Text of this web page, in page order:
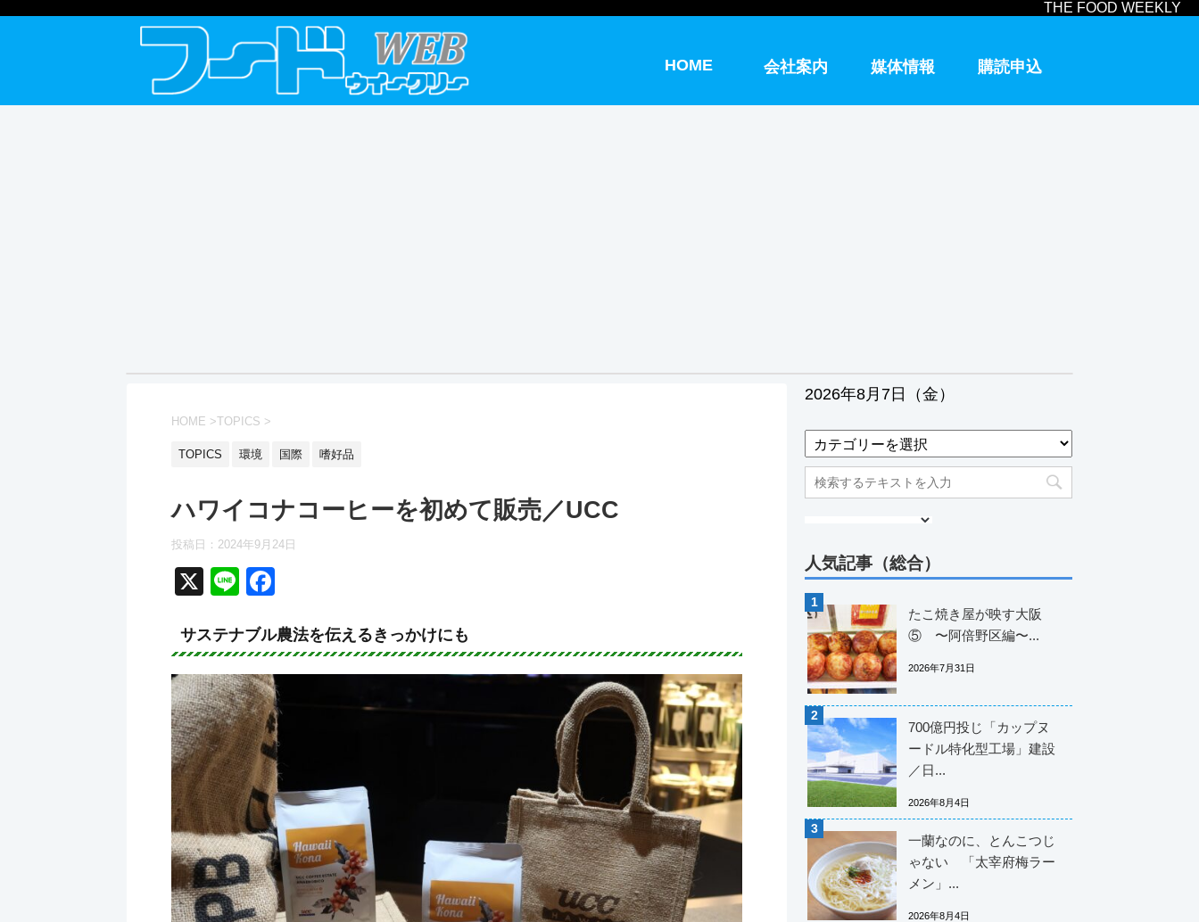
THE FOOD WEEKLY
HOME 会社案内 媒体情報 購読申込
HOME >TOPICS >
TOPICS 環境 国際 嗜好品
ハワイコナコーヒーを初めて販売／UCC
投稿日： 2024年9月24日
X
Li
e
c
e
b
o
o
k
サステナブル農法を伝えるきっかけにも
2026年8月7日（金）
人気記事（総合）
たこ焼き屋が映す大阪
⑤ 〜阿倍野区編〜...
2026年7月31日
700億円投じ「カップヌ
ードル特化型工場」建設
／日...
2026年8月4日
一蘭なのに、とんこつじ
ゃない 「太宰府梅ラー
メン」...
2026年8月4日